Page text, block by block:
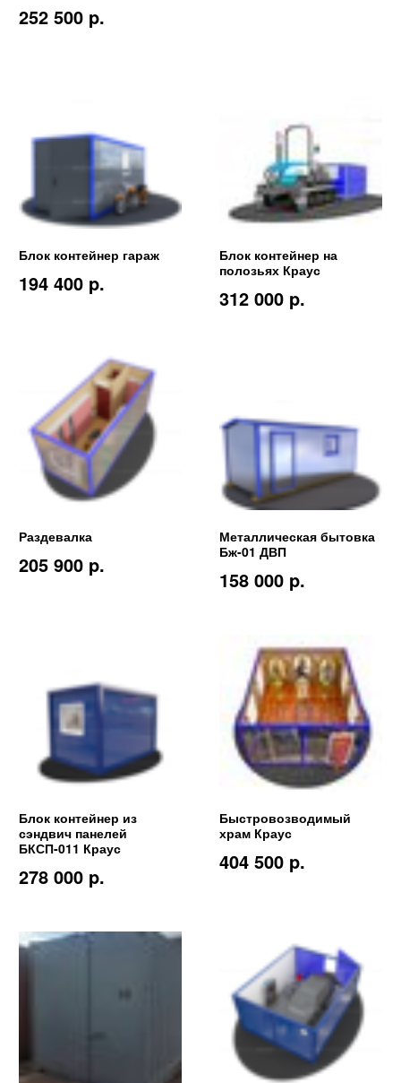
252 500 p.
Блок контейнер гараж
194 400 p.
Блок контейнер на
полозьях Краус
312 000 p.
Раздевалка
205 900 p.
Металлическая бытовка
Бж-01 ДВП
158 000 p.
Блок контейнер из
сэндвич панелей
БКСП-011 Краус
278 000 p.
Быстровозводимый
храм Краус
404 500 p.